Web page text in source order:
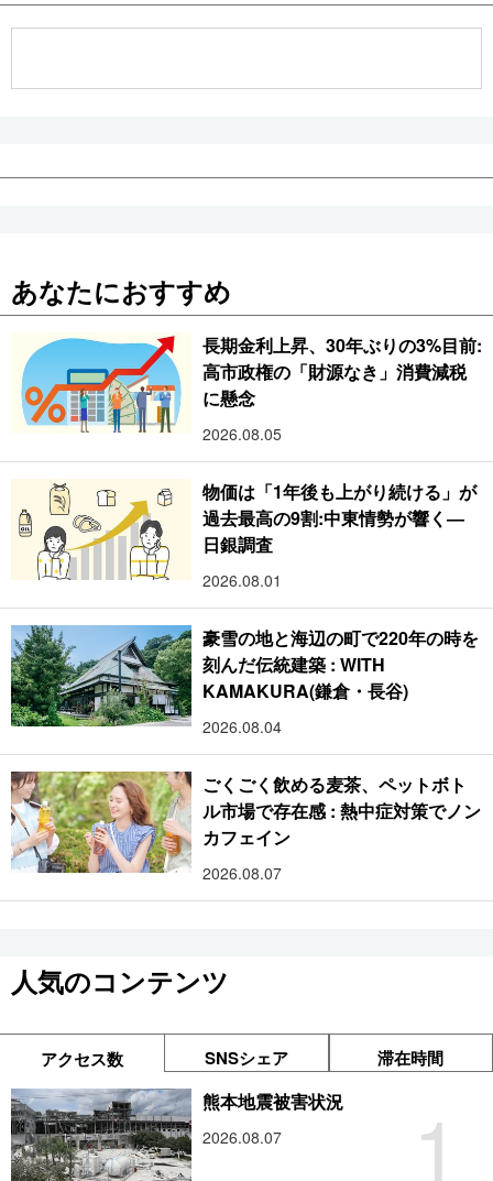
あなたにおすすめ
長期金利上昇、30年ぶりの3%目前:
高市政権の「財源なき」消費減税
に懸念
2026.08.05
物価は「1年後も上がり続ける」が
過去最高の9割:中東情勢が響く―
日銀調査
2026.08.01
豪雪の地と海辺の町で220年の時を
刻んだ伝統建築 : WITH
KAMAKURA(鎌倉・長谷)
2026.08.04
ごくごく飲める麦茶、ペットボト
ル市場で存在感 : 熱中症対策でノン
カフェイン
2026.08.07
人気のコンテンツ
アクセス数 SNSシェア 滞在時間
1
熊本地震被害状況
2026.08.07